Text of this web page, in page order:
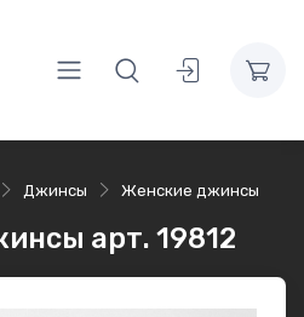
Джинсы Женские джинсы
арт. 19812